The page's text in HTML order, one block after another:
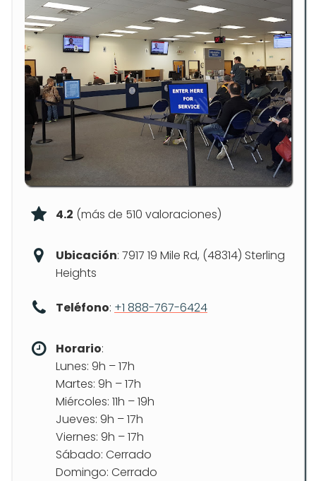
4.2 (más de 510 valoraciones)
Ubicación: 7917 19 Mile Rd, (48314) Sterling
Heights
Teléfono: +1 888-767-6424
Horario:
Lunes: 9h – 17h
Martes: 9h – 17h
Miércoles: 11h – 19h
Jueves: 9h – 17h
Viernes: 9h – 17h
Sábado: Cerrado
Domingo: Cerrado